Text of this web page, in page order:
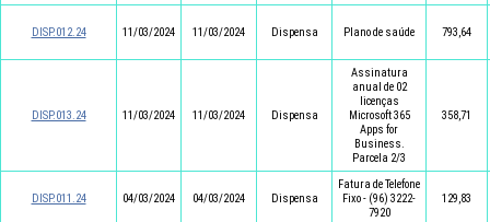
DISP.012.24 11/03/2024 11/03/2024 Dispensa Plano de saúde 793,64
DISP.013.24 11/03/2024 11/03/2024 Dispensa
Assinatura
anual de 02
licenças
Microsoft 365
Apps for
Business.
Parcela 2/3
358,71
DISP.011.24 04/03/2024 04/03/2024 Dispensa
Fatura de Telefone
Fixo - (96) 3222-
7920
129,83